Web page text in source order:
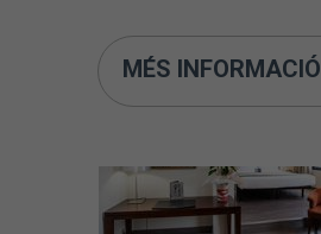
MÉS INFORMACIÓ